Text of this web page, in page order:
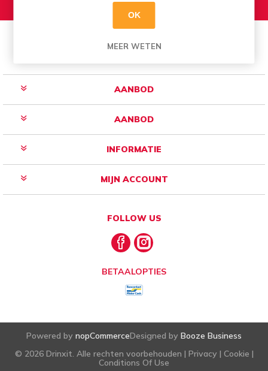
Opzeggen
AANBOD
AANBOD
INFORMATIE
MIJN ACCOUNT
FOLLOW US
BETAALOPTIES
Powered by nopCommerceDesigned by Booze Business
© 2026 Drinxit. Alle rechten voorbehouden | Privacy | Cookie |
Conditions Of Use
OK
MEER WETEN